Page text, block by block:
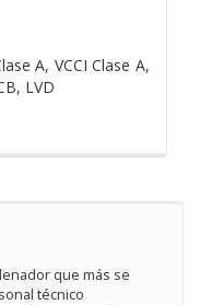
A, VCCI Clase A,
LVD
que más se
técnico